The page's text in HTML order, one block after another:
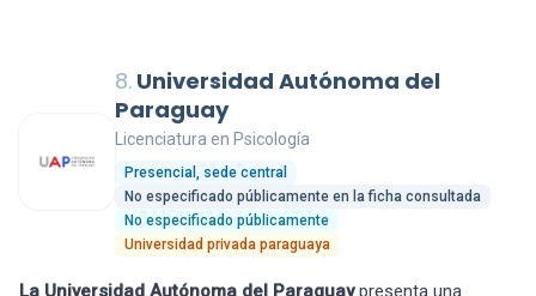
8. Universidad Autónoma del
Paraguay
Licenciatura en Psicología
Presencial, sede central
No especificado públicamente en la ficha consultada
No especificado públicamente
Universidad privada paraguaya
La Universidad Autónoma del Paraguaypresenta una